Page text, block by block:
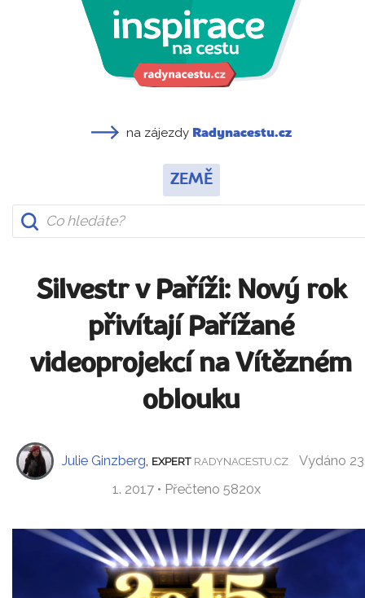
na zájezdy Radynacestu.cz
ZEMĚ
Silvestr v Paříži: Nový rok
přivítají Pařížané
videoprojekcí na Vítězném
oblouku
Julie Ginzberg EXPERT RADYNACESTU.CZ
Vydáno
1. 2017 • Přečteno 5820x